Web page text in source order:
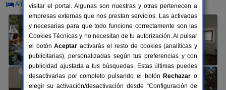
Alquiler por habitaciones 4 plazas 59 km de Vitoria
visitar el portal. Algunas son nuestras y otras pertenecen a
empresas externas que nos prestan servicios. Las activadas
y necesarias para que todo funcione correctamente son las
Cookies Técnicas y no necesitan de tu autorización. Al pulsar
el botónAceptar activarás el resto de cookies (analíticas y
publicitarias), personalizadas según tus preferencias y con
publicidad ajustada a tus búsquedas. Estas últimas puedes
desactivarlas por completo pulsando el botón Rechazar o
elegir su activación/desactivación desde “Configuración de